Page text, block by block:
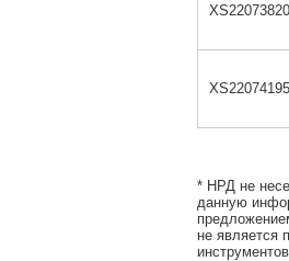
* НРД не
данную
не является